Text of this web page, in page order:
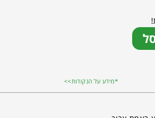
*מידע על הנקודות>>